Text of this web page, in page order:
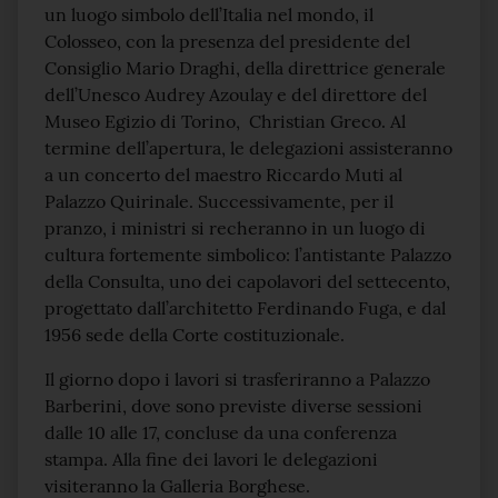
un luogo simbolo dell’Italia nel mondo, il
Colosseo, con la presenza del presidente del
Consiglio Mario Draghi, della direttrice generale
dell’Unesco Audrey Azoulay e del direttore del
Museo Egizio di Torino, Christian Greco. Al
termine dell’apertura, le delegazioni assisteranno
a un concerto del maestro Riccardo Muti al
Palazzo Quirinale. Successivamente, per il
pranzo, i ministri si recheranno in un luogo di
cultura fortemente simbolico: l’antistante Palazzo
della Consulta, uno dei capolavori del settecento,
progettato dall’architetto Ferdinando Fuga, e dal
1956 sede della Corte costituzionale.
Il giorno dopo i lavori si trasferiranno a Palazzo
Barberini, dove sono previste diverse sessioni
dalle 10 alle 17, concluse da una conferenza
stampa. Alla fine dei lavori le delegazioni
visiteranno la Galleria Borghese.